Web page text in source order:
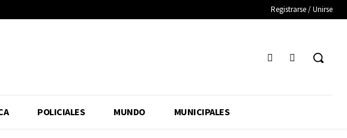
Registrarse / Unirse
POLICIALES MUNDO MUNICIPALES